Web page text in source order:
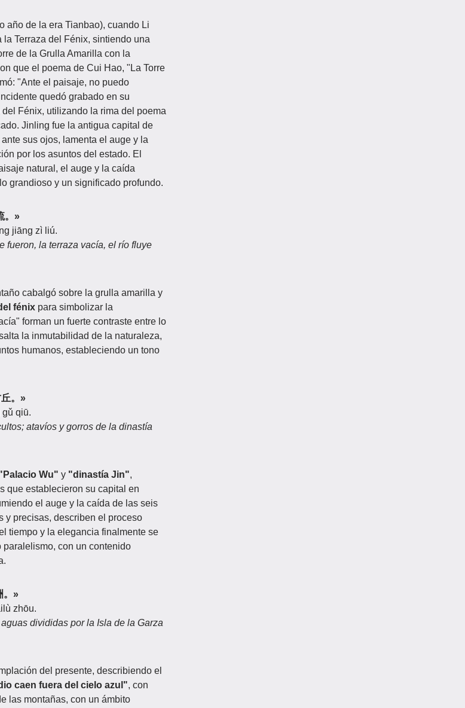
año de la era Tianbao), cuando Li
Terraza del Fénix, sintiendo una
de la Grulla Amarilla con la
que el poema de Cui Hao, "La Torre
"Ante el paisaje, no puedo
quedó grabado en su
Fénix, utilizando la rima del poema
Jinling fue la antigua capital de
sus ojos, lamenta el auge y la
por los asuntos del estado. El
natural, el auge y la caída
grandioso y un significado profundo.
。»
jiāng zì liú.
fueron, la terraza vacía, el río fluye
cabalgó sobre la grulla amarilla y
fénix para simbolizar la
forman un fuerte contraste entre lo
la inmutabilidad de la naturaleza,
humanos, estableciendo un tono
。»
qiū.
atavíos y gorros de la dinastía
Wu" y "dinastía Jin",
que establecieron su capital en
el auge y la caída de las seis
y precisas, describen el proceso
tiempo y la elegancia finalmente se
paralelismo, con un contenido
。»
zhōu.
divididas por la Isla de la Garza
del presente, describiendo el
caen fuera del cielo azul", con
las montañas, con un ámbito